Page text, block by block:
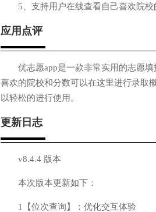
5、支持用户在线查看自己喜欢院校
应用点评
优志愿app是一款非常实用的志愿填
喜欢的院校和分数可以在这里进行录取
以轻松的进行使用。
更新日志
v8.4.4 版本
本次版本更新如下：
1【位次查询】：优化交互体验